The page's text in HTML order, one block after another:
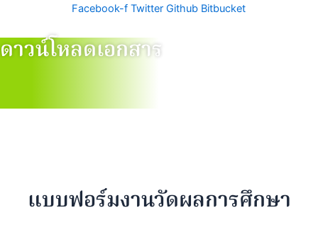
Facebook-f Twitter Github Bitbucket
ดาวน์โหลดเอกสาร
แบบฟอร์มงานวัดผลการศึกษา